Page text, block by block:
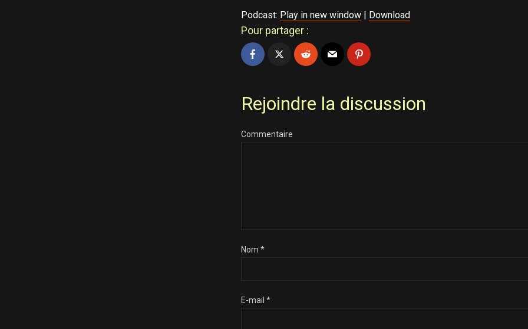
Podcast: Play in new window | Download
Pour partager :
Rejoindre la discussion
Commentaire
Nom *
E-mail *